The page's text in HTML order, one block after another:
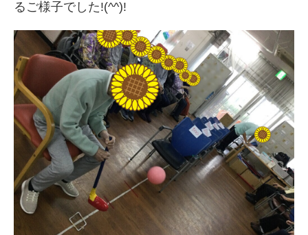
るご様子でした!(^^)!